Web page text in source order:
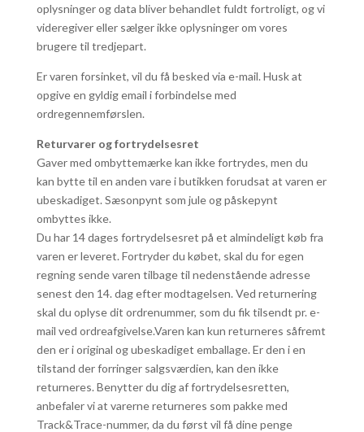
oplysninger og data bliver behandlet fuldt fortroligt, og vi
videregiver eller sælger ikke oplysninger om vores
brugere til tredjepart.
Er varen forsinket, vil du få besked via e-mail. Husk at
opgive en gyldig email i forbindelse med
ordregennemførslen.
Returvarer og fortrydelsesret
Gaver med ombyttemærke kan ikke fortrydes, men du
kan bytte til en anden vare i butikken forudsat at varen er
ubeskadiget. Sæsonpynt som jule og påskepynt
ombyttes ikke.
Du har 14 dages fortrydelsesret på et almindeligt køb fra
varen er leveret. Fortryder du købet, skal du for egen
regning sende varen tilbage til nedenstående adresse
senest den 14. dag efter modtagelsen. Ved returnering
skal du oplyse dit ordrenummer, som du fik tilsendt pr. e-
mail ved ordreafgivelse.Varen kan kun returneres såfremt
den er i original og ubeskadiget emballage. Er den i en
tilstand der forringer salgsværdien, kan den ikke
returneres. Benytter du dig af fortrydelsesretten,
anbefaler vi at varerne returneres som pakke med
Track&Trace-nummer, da du først vil få dine penge